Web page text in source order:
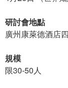
研討會地點
廣州康萊德酒店
規模
限30-50人